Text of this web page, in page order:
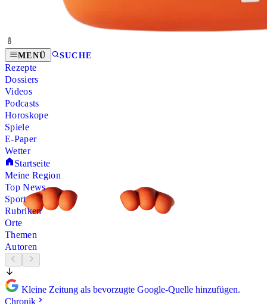
MENÜ SUCHE
Rezepte
Dossiers
Videos
Podcasts
Horoskope
Spiele
E-Paper
Wetter
Startseite
Meine Region
Top News
Sport
Rubriken
Orte
Themen
Autoren
Kleine Zeitung als bevorzugte Google-Quelle hinzufügen.
Chronik